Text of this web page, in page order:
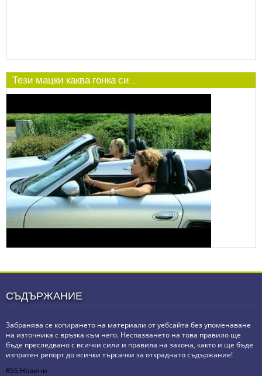
Тези мацки каква гонка си...
СЪДЪРЖАНИЕ
Забранява се копирането на материали от уебсайта без упоменаване
на източника с връзка към него. Неспазването на това правило ще
бъде преследвано с всички сили и правила на закона, както и ще бъде
изпратен репорт до всички търсачки за откраднато съдържание!
RSS Новини